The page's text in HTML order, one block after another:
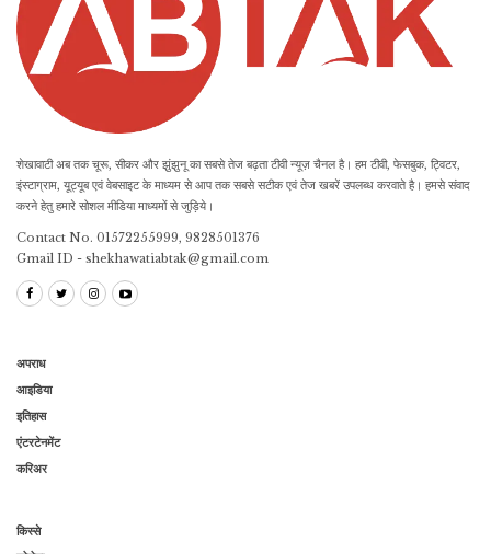
शेखावाटी अब तक चूरू, सीकर और झुंझुनू का सबसे तेज बढ़ता टीवी न्यूज़ चैनल है। हम टीवी, फेसबुक, ट्विटर,
इंस्टाग्राम, यूट्यूब एवं वेबसाइट के माध्यम से आप तक सबसे सटीक एवं तेज खबरें उपलब्ध करवाते है। हमसे संवाद
करने हेतु हमारे सोशल मीडिया माध्यमों से जुड़िये।
Contact No. 01572255999, 9828501376
Gmail ID - shekhawatiabtak@gmail.com
अपराध
आइडिया
इतिहास
एंटरटेनमेंट
करिअर
किस्से